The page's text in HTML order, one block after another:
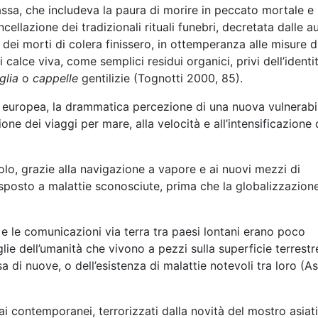
che includeva la paura di morire in peccato mortale e
dei tradizionali rituali funebri, decretata dalle
morti di colera finissero, in ottemperanza alle misure
viva, come semplici residui organici, privi
o cappelle gentilizie (Tognotti 2000, 85).
la drammatica percezione di una nuova
dei viaggi per mare, alla velocità e all’intensificazione
grazie alla navigazione a vapore e ai nuovi mezzi di
a malattie sconosciute, prima che la
le comunicazioni via terra tra paesi lontani erano poco
dell’umanità che vivono a pezzi sulla superficie
di nuove, o dell’esistenza di malattie notevoli tra loro
contemporanei, terrorizzati dalla novità del mostro